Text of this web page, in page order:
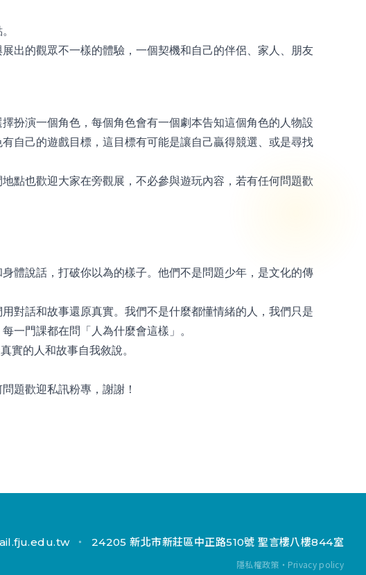
出的觀眾不一樣的體驗，一個契機和自己的伴侶、家人、朋友
扮演一個角色，每個角色會有一個劇本告知這個角色的人物設
自己的遊戲目標，這目標有可能是讓自己贏得競選、或是尋找
點也歡迎大家在旁觀展，不必參與遊玩內容，若有任何問題歡
體說話，打破你以為的樣子。他們不是問題少年，是文化的傳
對話和故事還原真實。我們不是什麼都懂情緒的人，我們只是
一門課都在問「人為什麼會這樣」。
實的人和故事自我敘說。
題歡迎私訊粉專，謝謝！
・ 24205 新北市新莊區中正路510號 聖言樓八樓844室
隱私權政策・Privacy policy